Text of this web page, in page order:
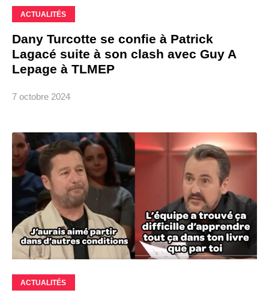
ACTUALITÉS
Dany Turcotte se confie à Patrick
Lagacé suite à son clash avec Guy A
Lepage à TLMEP
7 octobre 2024
ACTUALITÉS